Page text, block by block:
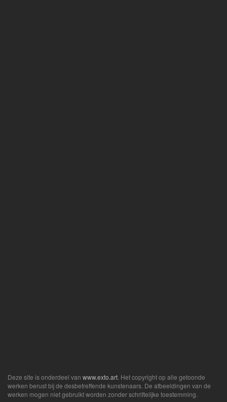
Deze site is onderdeel van www.exto.art . Het copyright op alle getoonde
werken berust bij de desbetreffende kunstenaars. De afbeeldingen van de
werken mogen niet gebruikt worden zonder schriftelijke toestemming.